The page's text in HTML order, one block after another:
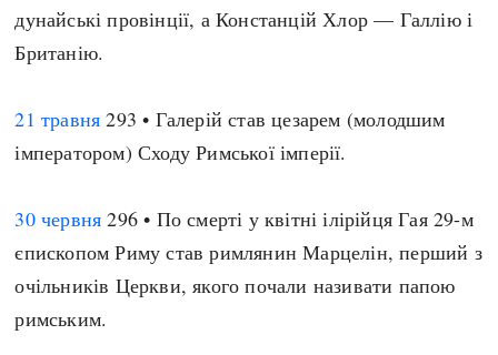
дунайські провінції, а Констанцій Хлор — Галлію і
Британію.
21 травня 293 • Галерій став цезарем (молодшим
імператором) Сходу Римської імперії.
30 червня 296 • По смерті у квітні ілірійця Гая 29-м
єпископом Риму став римлянин Марцелін, перший з
очільників Церкви, якого почали називати папою
римським.